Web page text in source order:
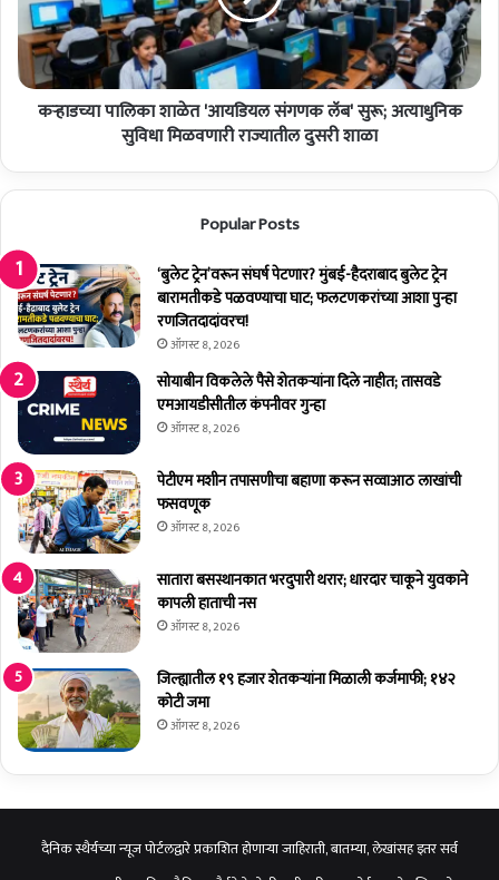
ऱ्या
त
सो
म
ही
भा
;
गां
धी
मै
दा
ना
व
र
शि
व
सै
नि
कां
ना
दे
णा
र
य
शा
चे
'
क
लि
का
शा
ळे
य
ल
सं
ग
ण
क
लॅ
ब
'
सु
रू
;
अ
त्या
धु
नि
क
सु
वि
धा
मि
ळ
व
रा
कऱ्हाडच्या पालिका शाळेत 'आयडियल संगणक लॅब' सुरू; अत्याधुनिक
सुविधा मिळवणारी राज्यातील दुसरी शाळा
Popular Posts
‘बुलेट ट्रेन’वरून संघर्ष पेटणार? मुंबई-हैदराबाद बुलेट ट्रेन
बारामतीकडे पळवण्याचा घाट; फलटणकरांच्या आशा पुन्हा
रणजितदादांवरच!
ऑगस्ट 8, 2026
सोयाबीन विकलेले पैसे शेतकर्‍यांना दिले नाहीत; तासवडे
एमआयडीसीतील कंपनीवर गुन्हा
ऑगस्ट 8, 2026
पेटीएम मशीन तपासणीचा बहाणा करून सव्वाआठ लाखांची
फसवणूक
ऑगस्ट 8, 2026
सातारा बसस्थानकात भरदुपारी थरार; धारदार चाकूने युवकाने
कापली हाताची नस
ऑगस्ट 8, 2026
जिल्ह्यातील १९ हजार शेतकर्‍यांना मिळाली कर्जमाफी; १४२
कोटी जमा
ऑगस्ट 8, 2026
दैनिक स्थैर्यच्या न्यूज पोर्टलद्वारे प्रकाशित होणाऱ्या जाहिराती, बातम्या, लेखांसह इतर सर्व